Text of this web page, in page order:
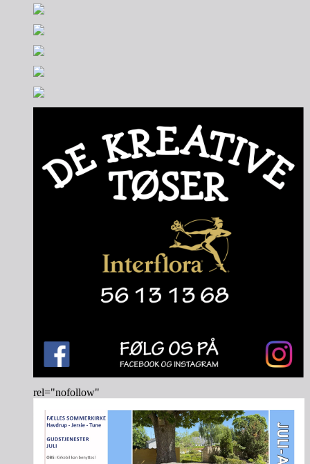
rel="nofollow"